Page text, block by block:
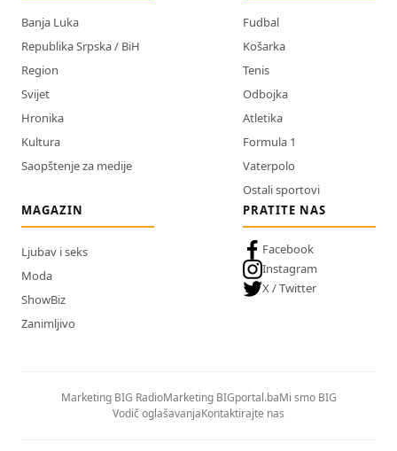
Banja Luka
Republika Srpska / BiH
Region
Svijet
Hronika
Kultura
Saopštenje za medije
Fudbal
Košarka
Tenis
Odbojka
Atletika
Formula 1
Vaterpolo
Ostali sportovi
MAGAZIN
Ljubav i seks
Moda
ShowBiz
Zanimljivo
PRATITE NAS
Facebook
Instagram
X / Twitter
Marketing BIG RadioMarketing BIGportal.baMi smo BIG
Vodič oglašavanjaKontaktirajte nas